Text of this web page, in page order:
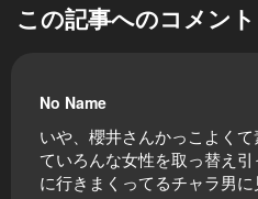
この記事へのコメント
No Name
いや、櫻井さんかっこよく
ていろんな女性を取っ替え
に行きまくってるチャラ男